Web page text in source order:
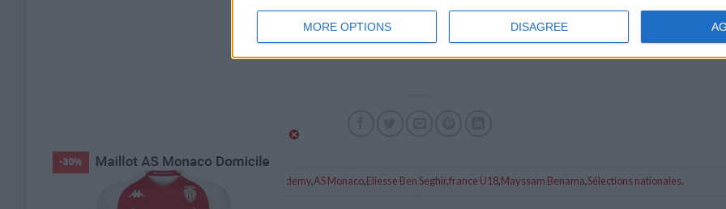
MORE OPTIONS DISAGREE
Catégorie : Academy,AS Monaco,Eliesse Ben Seghir,france U18,Mayssam Benama,Sélections nationales.